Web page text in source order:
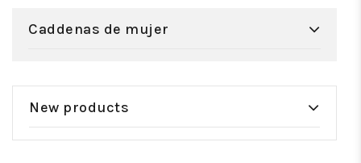
Caddenas de mujer
New products